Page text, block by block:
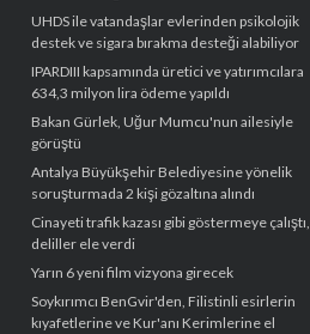
UHDS ile vatandaşlar evlerinden psikolojik
destek ve sigara bırakma desteği alabiliyor
IPARDIII kapsamında üretici ve yatırımcılara
634,3 milyon lira ödeme yapıldı
Bakan Gürlek, Uğur Mumcu'nun ailesiyle
görüştü
Antalya Büyükşehir Belediyesine yönelik
soruşturmada 2 kişi gözaltına alındı
Cinayeti trafik kazası gibi göstermeye çalıştı,
deliller ele verdi
Yarın 6 yeni film vizyona girecek
Soykırımcı BenGvir'den, Filistinli esirlerin
kıyafetlerine ve Kur'anı Kerimlerine el